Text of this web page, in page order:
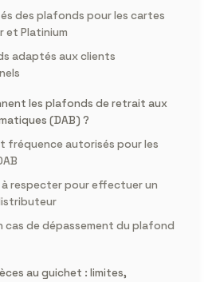
des plafonds pour les cartes
et Platinium
adaptés aux clients
les plafonds de retrait aux
(DAB) ?
fréquence autorisés pour les
respecter pour effectuer un
cas de dépassement du plafond
au guichet : limites,